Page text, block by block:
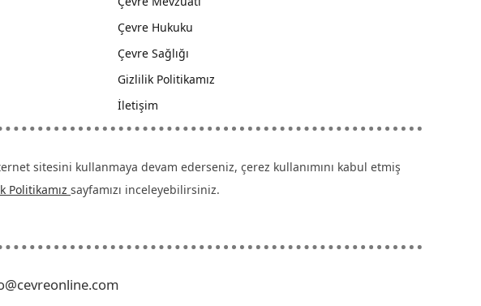
Çevre Hukuku
Çevre Sağlığı
Gizlilik Politikamız
İletişim
sitesini kullanmaya devam ederseniz, çerez kullanımını kabul etmiş
Politikamız sayfamızı inceleyebilirsiniz.